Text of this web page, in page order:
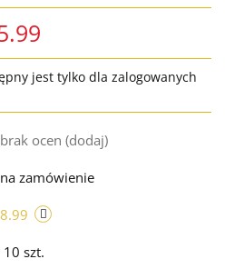
jest tylko dla zalogowanych
brak ocen (dodaj)
na zamówienie
8.99
10 szt.